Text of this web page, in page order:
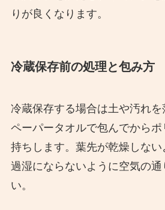
りが良くなります。
冷蔵保存前の処理と包み方
冷蔵保存する場合は土や汚れ
ペーパータオルで包んでから
持ちします。葉先が乾燥しない
過湿にならないように空気の通
い。